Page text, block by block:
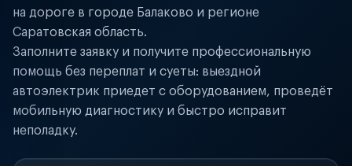
на дороге в городе Балаково и регионе
Саратовская область.
Заполните заявку и получите профессиональную
помощь без переплат и суеты: выездной
автоэлектрик приедет с оборудованием, проведёт
мобильную диагностику и быстро исправит
неполадку.